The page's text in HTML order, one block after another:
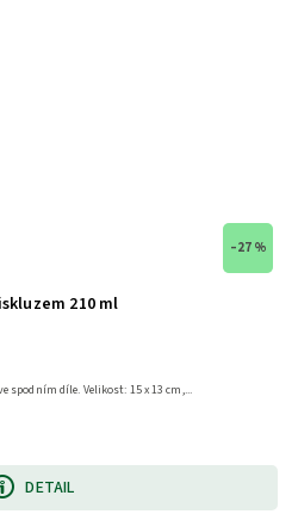
–27 %
210 ml
DETAIL
díle. Velikost: 15 x 13 cm,...